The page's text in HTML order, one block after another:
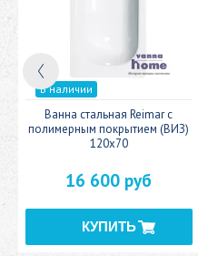
В наличии
Ванна стальная Reimar с
полимерным покрытием (ВИЗ)
120x70
16 600 руб